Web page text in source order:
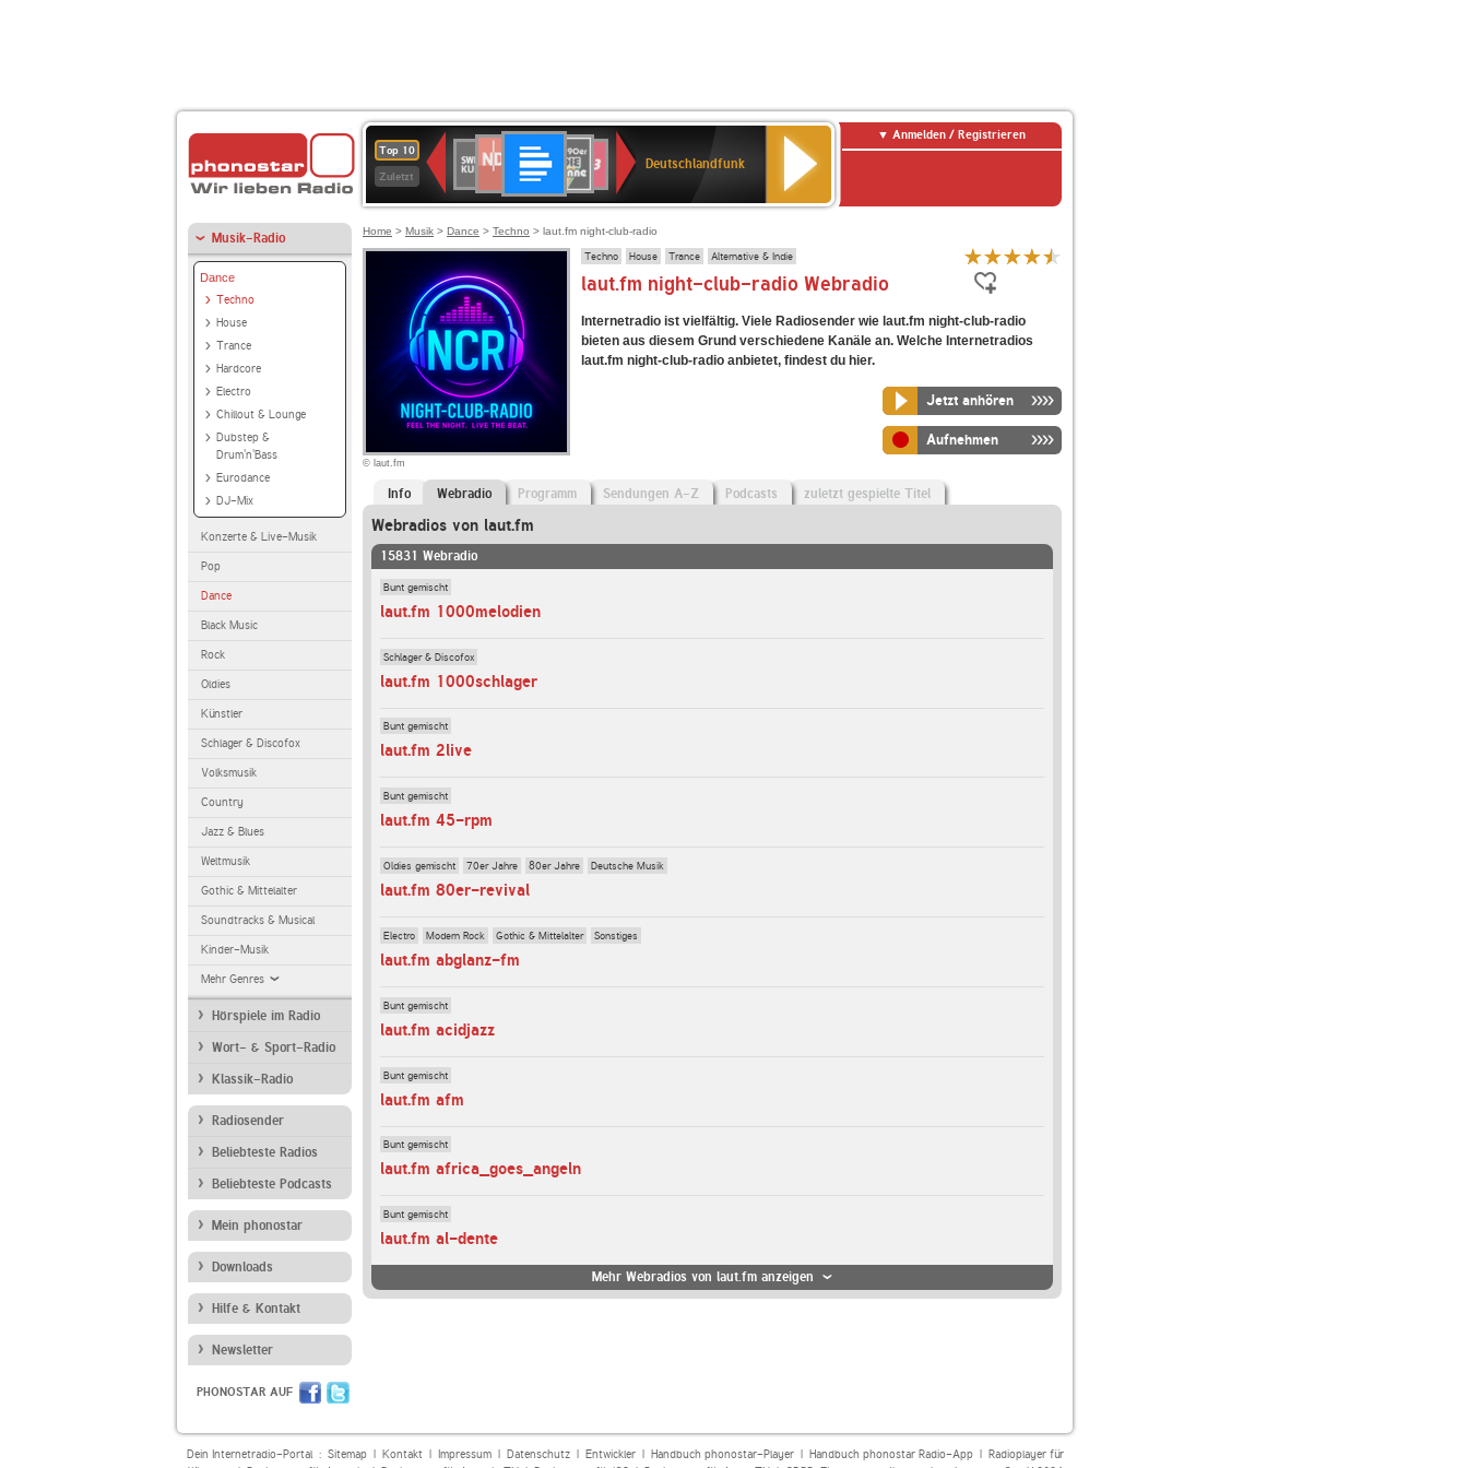
Top 10
Zuletzt
Deutschlandfunk
80er
90er
OLDIE
ANTENNE
SWR3
SWR
Kultur
2
Deutschlandfunk
Anmelden / Registrieren
Musik-Radio
Dance
Techno
House
Trance
Hardcore
Electro
Chillout & Lounge
Dubstep &
Drum'n'Bass
Eurodance
DJ-Mix
Konzerte & Live-Musik
Pop
Dance
Black Music
Rock
Oldies
Künstler
Schlager & Discofox
Volksmusik
Country
Jazz & Blues
Weltmusik
Gothic & Mittelalter
Soundtracks & Musical
Kinder-Musik
Mehr Genres
Hörspiele im Radio
Wort- & Sport-Radio
Klassik-Radio
Radiosender
Beliebteste Radios
Beliebteste Podcasts
Mein phonostar
Downloads
Hilfe & Kontakt
Newsletter
PHONOSTAR AUF
Home > Musik > Dance > Techno > laut.fm night-club-radio
© laut.fm
Techno House Trance Alternative & Indie
laut.fm night-club-radio Webradio
Internetradio ist vielfältig. Viele Radiosender wie laut.fm night-club-radio
bieten aus diesem Grund verschiedene Kanäle an. Welche Internetradios
laut.fm night-club-radio anbietet, findest du hier.
Jetzt anhören
Aufnehmen
Info Webradio Programm Sendungen A-Z Podcasts zuletzt gespielte Titel
Webradios von laut.fm
15831 Webradio
Bunt gemischt
laut.fm 1000melodien
Schlager & Discofox
laut.fm 1000schlager
Bunt gemischt
laut.fm 2live
Bunt gemischt
laut.fm 45-rpm
Oldies gemischt 70er Jahre 80er Jahre Deutsche Musik
laut.fm 80er-revival
Electro Modern Rock Gothic & Mittelalter Sonstiges
laut.fm abglanz-fm
Bunt gemischt
laut.fm acidjazz
Bunt gemischt
laut.fm afm
Bunt gemischt
laut.fm africa_goes_angeln
Bunt gemischt
laut.fm al-dente
Mehr Webradios von laut.fm anzeigen
Dein Internetradio-Portal : Sitemap| Kontakt| Impressum| Datenschutz| Entwickler| Handbuch phonostar-Player| Handbuch phonostar Radio-App| Radioplayer für